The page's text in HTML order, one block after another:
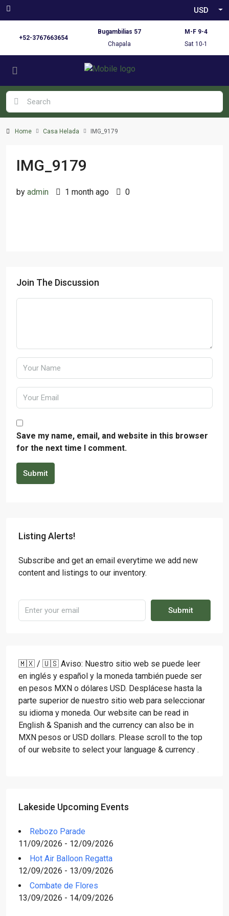
USD
+52-3767663654
Bugambilias 57
Chapala
M-F 9-4
Sat 10-1
Home Casa Helada IMG_9179
IMG_9179
by admin 1 month ago 0
Join The Discussion
Save my name, email, and website in this browser
for the next time I comment.
Submit
Listing Alerts!
Subscribe and get an email everytime we add new
content and listings to our inventory.
Submit
🇲🇽 / 🇺🇸 Aviso: Nuestro sitio web se puede leer
en inglés y español y la moneda también puede ser
en pesos MXN o dólares USD. Desplácese hasta la
parte superior de nuestro sitio web para seleccionar
su idioma y moneda. Our website can be read in
English & Spanish and the currency can also be in
MXN pesos or USD dollars. Please scroll to the top
of our website to select your language & currency .
Lakeside Upcoming Events
Rebozo Parade
11/09/2026 - 12/09/2026
Hot Air Balloon Regatta
12/09/2026 - 13/09/2026
Combate de Flores
13/09/2026 - 14/09/2026